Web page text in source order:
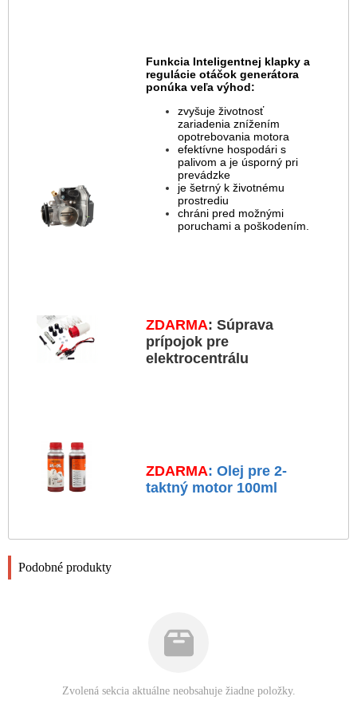
Funkcia Inteligentnej klapky a
regulácie otáčok generátora
ponúka veľa výhod:
zvyšuje životnosť
zariadenia znížením
opotrebovania motora
efektívne hospodári s
palivom a je úsporný pri
prevádzke
je šetrný k životnému
prostrediu
chráni pred možnými
poruchami a poškodením.
ZDARMA: Súprava
prípojok pre
elektrocentrálu
ZDARMA: Olej pre 2-
taktný motor 100ml
Podobné produkty
Zvolená sekcia aktuálne neobsahuje žiadne položky.